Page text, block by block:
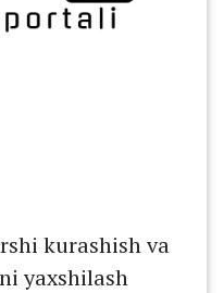
kurashish va
yaxshilash